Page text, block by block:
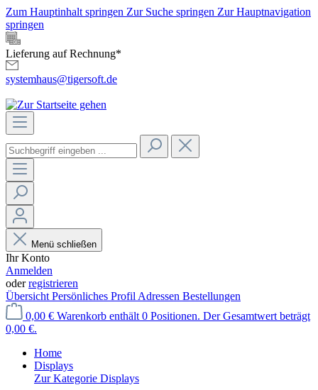
Zum Hauptinhalt springen Zur Suche springen Zur Hauptnavigation
springen
Lieferung auf Rechnung*
systemhaus@tigersoft.de
Menü schließen
Ihr Konto
Anmelden
oderregistrieren
Übersicht Persönliches Profil Adressen Bestellungen
0,00 € Warenkorb enthält 0 Positionen. Der Gesamtwert beträgt
0,00 €.
Home
Displays
Zur Kategorie Displays